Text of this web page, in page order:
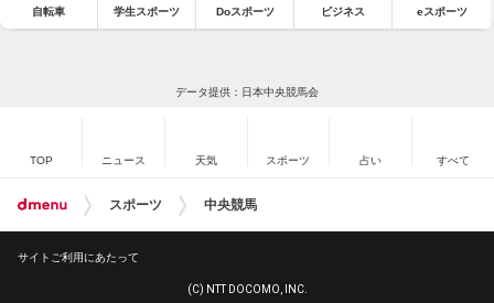
自転車 学生スポーツ Doスポーツ ビジネス eスポーツ
データ提供：日本中央競馬会
TOP ニュース 天気 スポーツ 占い すべて
スポーツ 中央競馬
サイトご利用にあたって
(C) NTT DOCOMO, INC.